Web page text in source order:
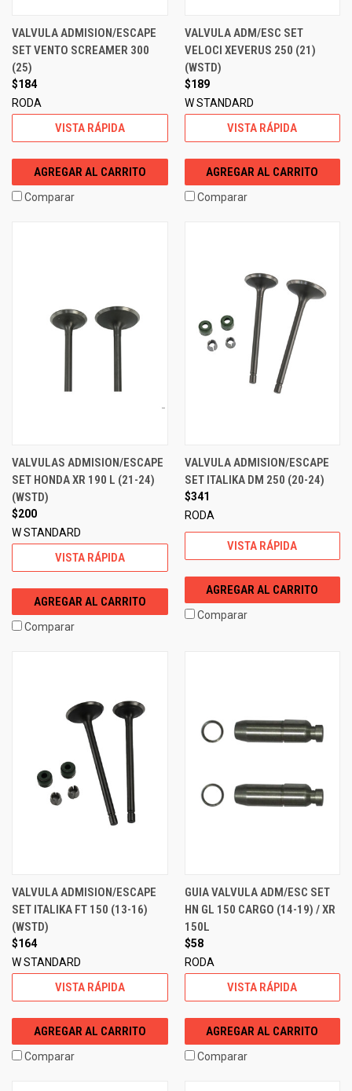
VALVULA ADMISION/ESCAPE
SET VENTO SCREAMER 300
(25)
$184
RODA
VISTA RÁPIDA
AGREGAR AL CARRITO
Comparar
VALVULA ADM/ESC SET
VELOCI XEVERUS 250 (21)
(WSTD)
$189
W STANDARD
VISTA RÁPIDA
AGREGAR AL CARRITO
Comparar
VALVULAS ADMISION/ESCAPE
SET HONDA XR 190 L (21-24)
(WSTD)
$200
W STANDARD
VISTA RÁPIDA
AGREGAR AL CARRITO
Comparar
VALVULA ADMISION/ESCAPE
SET ITALIKA DM 250 (20-24)
$341
RODA
VISTA RÁPIDA
AGREGAR AL CARRITO
Comparar
VALVULA ADMISION/ESCAPE
SET ITALIKA FT 150 (13-16)
(WSTD)
$164
W STANDARD
VISTA RÁPIDA
AGREGAR AL CARRITO
Comparar
GUIA VALVULA ADM/ESC SET
HN GL 150 CARGO (14-19) / XR
150L
$58
RODA
VISTA RÁPIDA
AGREGAR AL CARRITO
Comparar